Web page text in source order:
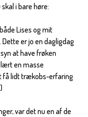
i bare høre:
Lises og mit
er jo en dagligdag
at have frøken
lært en masse
få lidt trækobs-erfaring
var det nu en af de